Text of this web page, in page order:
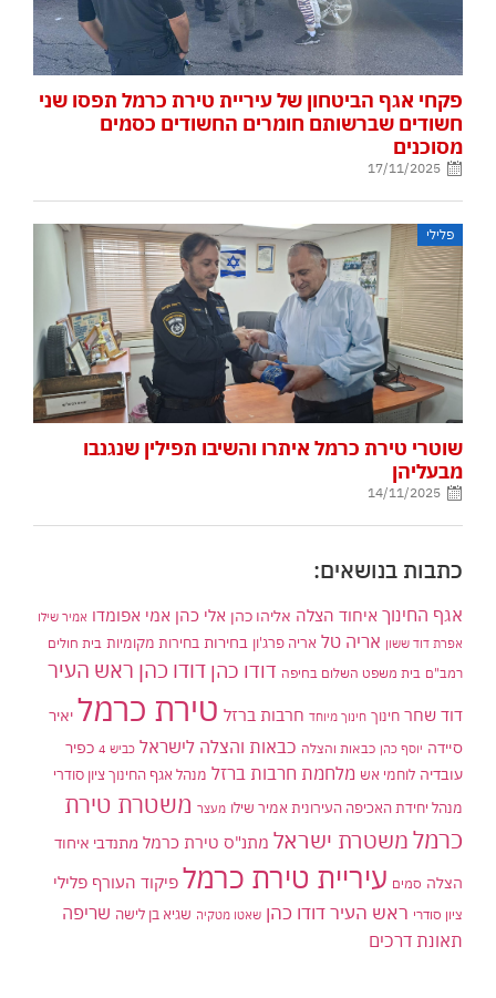
פקחי אגף הביטחון של עיריית טירת כרמל תפסו שני
חשודים שברשותם חומרים החשודים כסמים
מסוכנים
17/11/2025
פלילי
שוטרי טירת כרמל איתרו והשיבו תפילין שנגנבו
מבעליהן
14/11/2025
כתבות בנושאים:
אגף החינוך איחוד הצלה אליהו כהן אלי כהן אמי אפומדו אמיר שילו
אפרת דוד ששון אריה טל אריה פרג'ון בחירות בחירות מקומיות בית חולים
רמב"ם בית משפט השלום בחיפה דודו כהן דודו כהן ראש העיר
דוד שחר חינוך חינוך מיוחד חרבות ברזל טירת כרמל יאיר
סיידה יוסף כהן כבאות והצלה כבאות והצלה לישראל כביש 4
כפיר
עובדיה לוחמי אש מלחמת חרבות ברזל מנהל אגף החינוך ציון סודרי
מנהל יחידת האכיפה העירונית אמיר שילו מעצר משטרת טירת
כרמלמשטרת ישראל מתנ"ס טירת כרמל מתנדבי איחוד
הצלה סמים עיריית טירת כרמל פיקוד העורף פלילי
ציון סודרי ראש העיר דודו כהן שאטו מטקיה שגיא בן לישה שריפה
תאונת דרכים